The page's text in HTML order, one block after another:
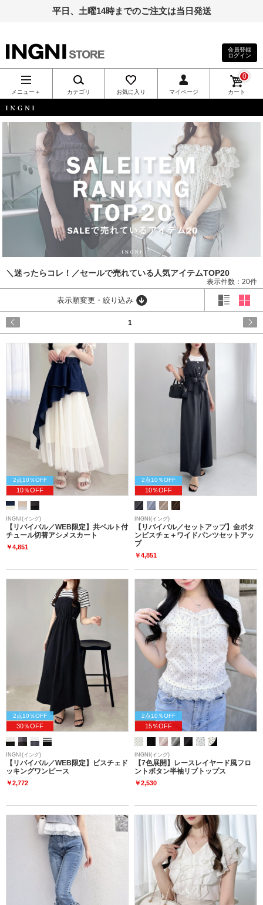
平日、土曜14時までのご注文は当日発送
INGNI（イン
グ）公式通
販｜INGNI
STORE
会員登録
ログイン
メニュー＋ カテゴリ お気に入り マイページ カート
0
INGNI
＼迷ったらコレ！／セールで売れている人気アイテムTOP20
表示件数：20件
表示順変更・絞り込み
1
2点10％OFF
10％OFF
INGNI(イング)
【リバイバル／WEB限定】共ベルト付
チュール切替アシメスカート
￥4,851
2点10％OFF
10％OFF
INGNI(イング)
【リバイバル／セットアップ】金ボタ
ンビスチェ＋ワイドパンツセットアッ
プ
￥4,851
2点10％OFF
30％OFF
INGNI(イング)
【リバイバル／WEB限定】ビスチェド
ッキングワンピース
￥2,772
2点10％OFF
15％OFF
INGNI(イング)
【7色展開】レースレイヤード風フロ
ントボタン半袖リブトップス
￥2,530